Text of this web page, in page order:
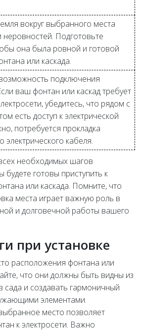
вокруг выбранного места
Подготовьте
она была ровной и готовой
или каскада.
подключения
ваш фонтан или каскад требует
убедитесь, что рядом с
есть доступ к электрической
потребуется прокладка
электрического кабеля.
необходимых шагов
будете готовы приступить к
или каскада. Помните, что
места играет важную роль в
и долговечной работы вашего
при установке
расположения фонтана или
что они должны быть видны из
сада и создавать гармоничный
элементами.
место позволяет
к электросети. Важно